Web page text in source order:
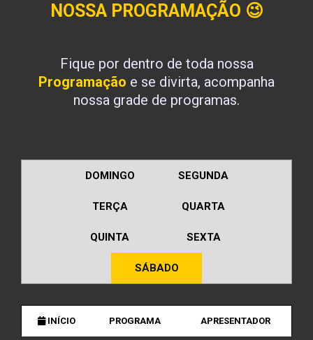
NOSSA PROGRAMAÇÃO 😉
Fique por dentro de toda nossa
Programação e se divirta, acompanha
nossa grade de programas.
DOMINGO SEGUNDA
TERÇA QUARTA
QUINTA SEXTA
SÁBADO
INÍCIO PROGRAMA APRESENTADOR